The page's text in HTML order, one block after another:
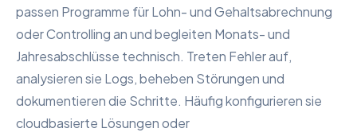
passen Programme für Lohn- und Gehaltsabrechnung
oder Controlling an und begleiten Monats- und
Jahresabschlüsse technisch. Treten Fehler auf,
analysieren sie Logs, beheben Störungen und
dokumentieren die Schritte. Häufig konfigurieren sie
cloudbasierte Lösungen oder